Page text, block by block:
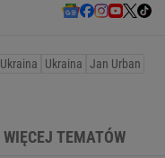
Ukraina Jan Urban
WIĘCEJ TEMATÓW